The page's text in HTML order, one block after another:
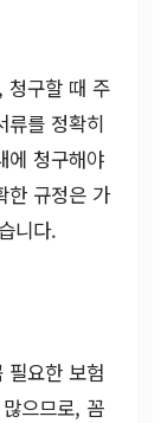
청구할 때 주
류를 정확히
에 청구해야
한 규정은 가
니다.
필요한 보험
으므로, 꼼